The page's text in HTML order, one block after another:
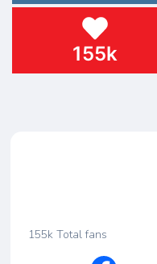
155k
155k Total fans